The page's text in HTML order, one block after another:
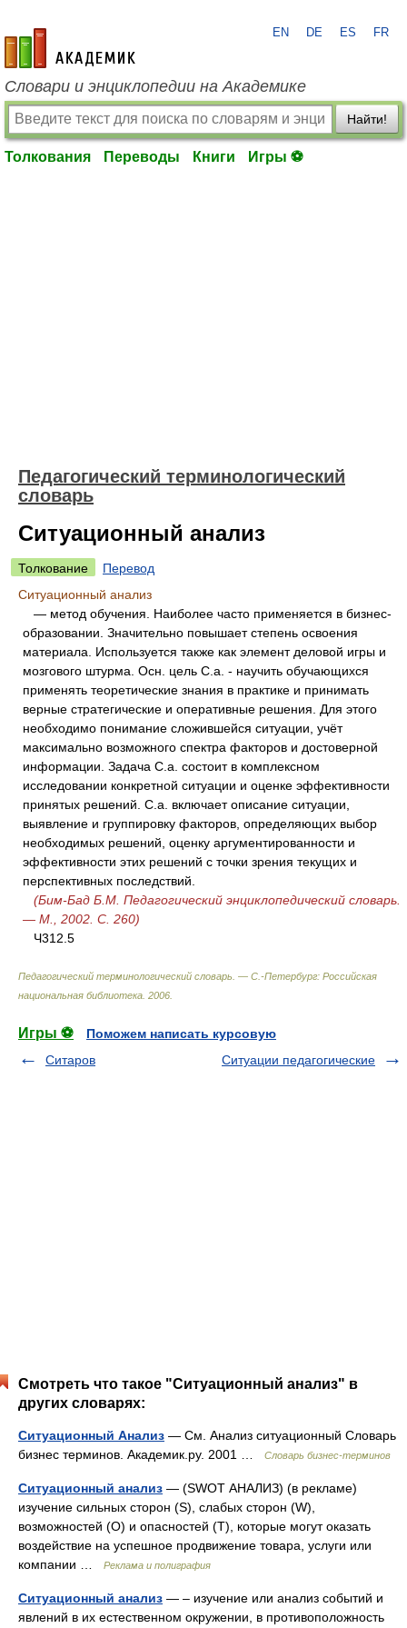
academic.ru
EN DE ES FR
Словари и энциклопедии на Академике
Найти!
Толкования Переводы Книги Игры ⚽
Педагогический терминологический
словарь
Ситуационный анализ
Толкование
Перевод
Ситуационный анализ
— метод обучения. Наиболее часто применяется в бизнес-
образовании. Значительно повышает степень освоения
материала. Используется также как элемент деловой игры и
мозгового штурма. Осн. цель С.а. - научить обучающихся
применять теоретические знания в практике и принимать
верные стратегические и оперативные решения. Для этого
необходимо понимание сложившейся ситуации, учёт
максимально возможного спектра факторов и достоверной
информации. Задача С.а. состоит в комплексном
исследовании конкретной ситуации и оценке эффективности
принятых решений. С.а. включает описание ситуации,
выявление и группировку факторов, определяющих выбор
необходимых решений, оценку аргументированности и
эффективности этих решений с точки зрения текущих и
перспективных последствий.
(Бим-Бад Б.М. Педагогический энциклопедический словарь.
— М., 2002. С. 260)
Ч312.5
Педагогический терминологический словарь. — С.-Петербург: Российская
национальная библиотека 2006
Игры ⚽
Поможем написать курсовую
Ситаров
Ситуации педагогические
Смотреть что такое "Ситуационный анализ" в
других словарях:
Ситуационный Анализ — См. Анализ ситуационный Словарь
бизнес терминов. Академик.ру. 2001 …
Словарь бизнес-терминов
Ситуационный анализ — (SWOT АНАЛИЗ) (в рекламе)
изучение сильных сторон (S), слабых сторон (W),
возможностей (O) и опасностей (T), которые могут оказать
воздействие на успешное продвижение товара, услуги или
компании …
Реклама и полиграфия
Ситуационный анализ — – изучение или анализ событий и
явлений в их естественном окружении, в противоположность